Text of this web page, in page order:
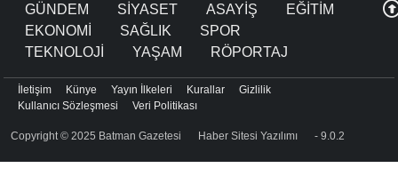
GÜNDEM SİYASET ASAYİŞ
EĞİTİM
EKONOMİ
SAĞLIK
SPOR
TEKNOLOJİ
YAŞAM RÖPORTAJ
Copyright © 2025 Batman Gazetesi Haber Sitesi Yazılımı - 9.0.2
İletişim Künye Yayın İlkeleri Kurallar
Gizlilik
Kullanıcı Sözleşmesi
Veri Politikası